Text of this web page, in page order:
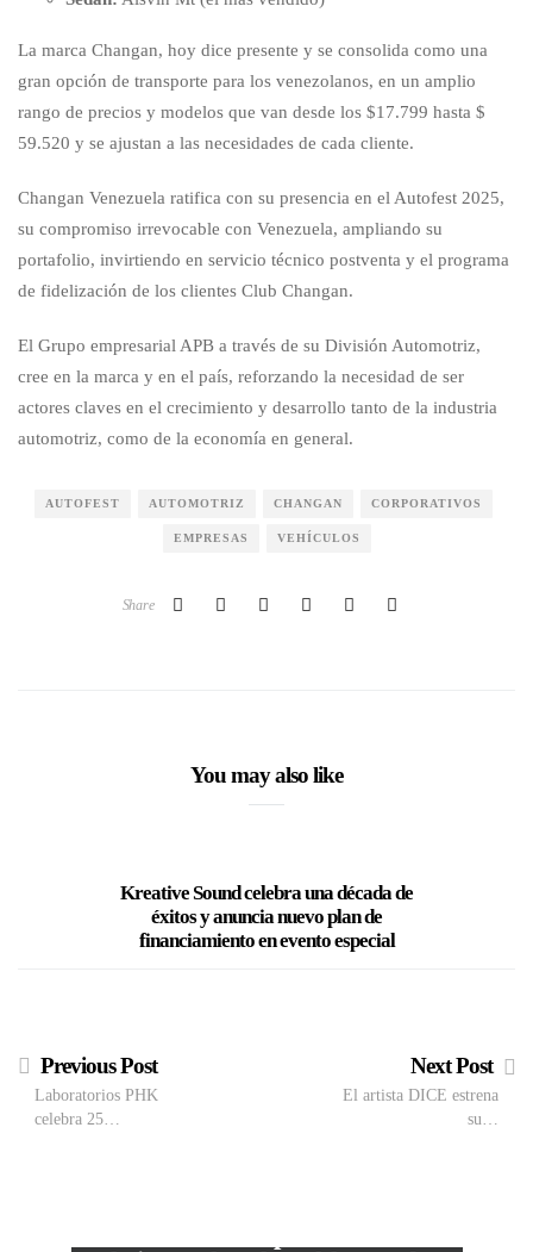
La marca Changan, hoy dice presente y se consolida como una
gran opción de transporte para los venezolanos, en un amplio
rango de precios y modelos que van desde los $17.799 hasta $
59.520 y se ajustan a las necesidades de cada cliente.
Changan Venezuela ratifica con su presencia en el Autofest 2025,
su compromiso irrevocable con Venezuela, ampliando su
portafolio, invirtiendo en servicio técnico postventa y el programa
de fidelización de los clientes Club Changan.
El Grupo empresarial APB a través de su División Automotriz,
cree en la marca y en el país, reforzando la necesidad de ser
actores claves en el crecimiento y desarrollo tanto de la industria
automotriz, como de la economía en general.
AUTOFEST AUTOMOTRIZ CHANGAN CORPORATIVOS
EMPRESAS VEHÍCULOS
Share
You may also like
Kreative Sound celebra una década de
éxitos y anuncia nuevo plan de
financiamiento en evento especial
Previous Post
Laboratorios PHK
celebra 25…
Next Post
El artista DICE estrena
su…